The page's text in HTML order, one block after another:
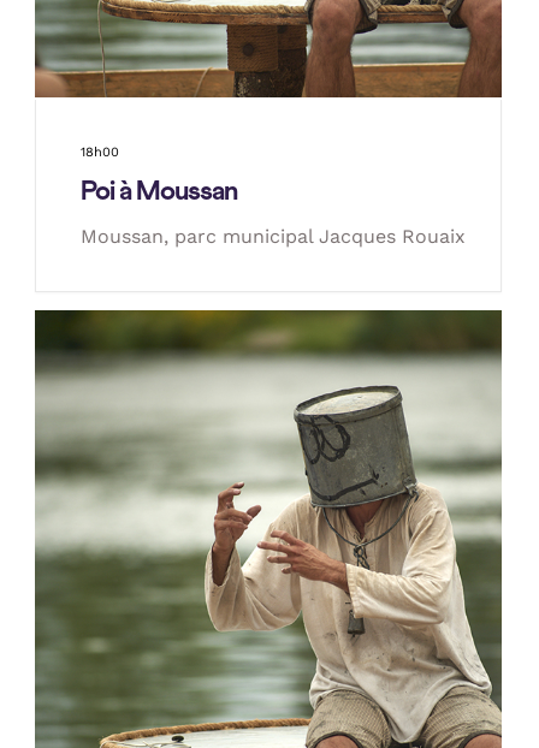
18h00
Poi à Moussan
Moussan, parc municipal Jacques Rouaix